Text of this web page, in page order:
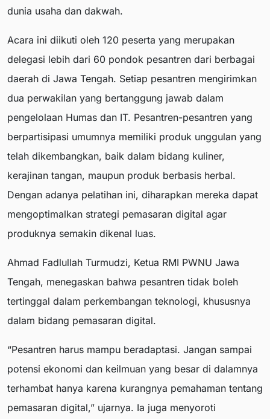
dunia usaha dan dakwah.
Acara ini diikuti oleh 120 peserta yang merupakan
delegasi lebih dari 60 pondok pesantren dari berbagai
daerah di Jawa Tengah. Setiap pesantren mengirimkan
dua perwakilan yang bertanggung jawab dalam
pengelolaan Humas dan IT. Pesantren-pesantren yang
berpartisipasi umumnya memiliki produk unggulan yang
telah dikembangkan, baik dalam bidang kuliner,
kerajinan tangan, maupun produk berbasis herbal.
Dengan adanya pelatihan ini, diharapkan mereka dapat
mengoptimalkan strategi pemasaran digital agar
produknya semakin dikenal luas.
Ahmad Fadlullah Turmudzi, Ketua RMI PWNU Jawa
Tengah, menegaskan bahwa pesantren tidak boleh
tertinggal dalam perkembangan teknologi, khususnya
dalam bidang pemasaran digital.
“Pesantren harus mampu beradaptasi. Jangan sampai
potensi ekonomi dan keilmuan yang besar di dalamnya
terhambat hanya karena kurangnya pemahaman tentang
pemasaran digital,” ujarnya. Ia juga menyoroti